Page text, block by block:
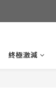
終極激減